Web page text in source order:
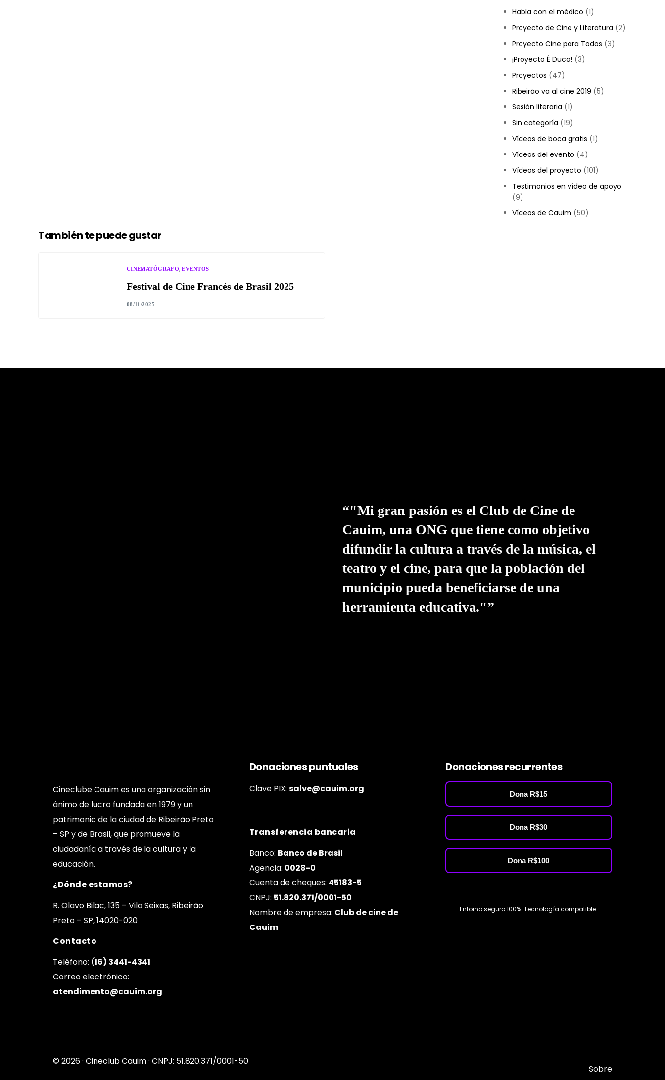
Habla con el médico (1)
Proyecto de Cine y Literatura (2)
Proyecto Cine para Todos (3)
¡Proyecto É Duca! (3)
Proyectos (47)
Ribeirão va al cine 2019 (5)
Sesión literaria (1)
Sin categoría (19)
Vídeos de boca gratis (1)
Vídeos del evento (4)
Vídeos del proyecto (101)
Testimonios en vídeo de apoyo
(9)
Vídeos de Cauim (50)
También te puede gustar
CINEMATÓGRAFO,EVENTOS
Festival de Cine Francés de Brasil 2025
08/11/2025
“"Mi gran pasión es el Club de Cine de
Cauim, una ONG que tiene como objetivo
difundir la cultura a través de la música, el
teatro y el cine, para que la población del
municipio pueda beneficiarse de una
herramienta educativa."”
Cineclube Cauim es una organización sin
ánimo de lucro fundada en 1979 y un
patrimonio de la ciudad de Ribeirão Preto
– SP y de Brasil, que promueve la
ciudadanía a través de la cultura y la
educación.
¿Dónde estamos?
R. Olavo Bilac, 135 – Vila Seixas, Ribeirão
Preto – SP, 14020-020
Contacto
Teléfono: (16) 3441-4341
Correo electrónico:
atendimento@cauim.org
Donaciones puntuales
Clave PIX: salve@cauim.org
Transferencia bancaria
Banco: Banco de Brasil
Agencia: 0028-0
Cuenta de cheques: 45183-5
CNPJ: 51.820.371/0001-50
Nombre de empresa: Club de cine de
Cauim
Donaciones recurrentes
Dona R$15
Dona R$30
Dona R$100
Entorno seguro 100%. Tecnología compatible.
© 2026 · Cineclub Cauim · CNPJ: 51.820.371/0001-50
Sobre